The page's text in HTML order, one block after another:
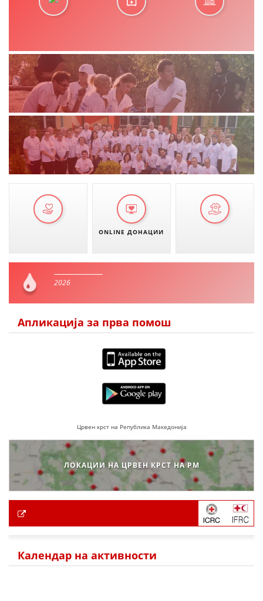
ONLINE ДОНАЦИИ
2026
Апликација за прва помош
Црвен крст на Република Македонија
ЛОКАЦИИ НА ЦРВЕН КРСТ НА РМ
Календар на активности